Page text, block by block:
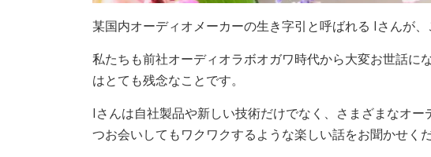
某国内オーディオメーカーの生き字引と呼ばれる Iさんが、
私たちも前社オーディオラボオガワ時代から大変お世話に
はとても残念なことです。
Iさんは自社製品や新しい技術だけでなく、さまざまなオ
つお会いしてもワクワクするような楽しい話をお聞かせくだ